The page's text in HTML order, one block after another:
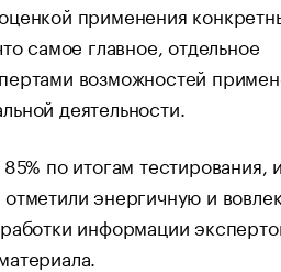
применения
самое главное, отдельное
возможностей
деятельности.
по итогам тестирования,
энергичную и
информации